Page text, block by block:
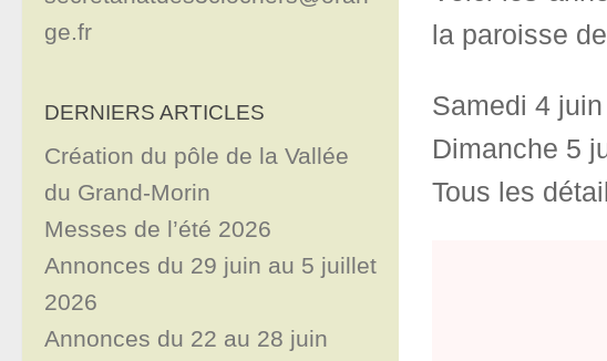
la paroisse
Samedi 4
Dimanche 5
Tous les
ge.fr
DERNIERS ARTICLES
Création du pôle de la Vallée
du Grand-Morin
Messes de l’été 2026
Annonces du 29 juin au 5 juillet
2026
Annonces du 22 au 28 juin